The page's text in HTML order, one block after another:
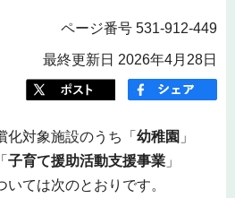
ページ番号 531-912-449
最終更新日 2026年4月28日
対象施設のうち「 幼稚園 」
子育て援助活動支援事業」
いては次のとおりです。